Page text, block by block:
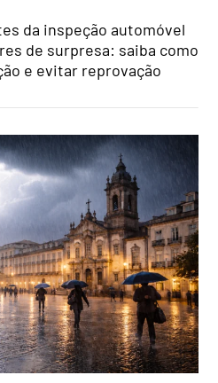
da inspeção automóvel
de surpresa: saiba como
e evitar reprovação